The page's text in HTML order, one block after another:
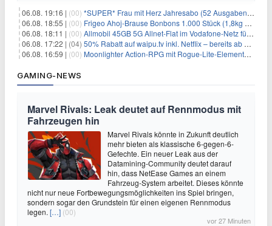
06.08. 19:16 | (00) *SUPER* Frau mit Herz Jahresabo (52 Ausgaben) für 161,40€ + bis zu 150€ Prämie
06.08. 18:55 | (00) Frigeo Ahoj-Brause Bonbons 1.000 Stück (1,8kg Eimer) für 6,29€
06.08. 18:11 | (00) Allmobil 45GB 5G Allnet-Flat im Vodafone-Netz für eff. 5,91€/Monat dank 50€ Wechselbonus + 0€ AG
06.08. 17:22 | (04) 50% Rabatt auf waipu.tv inkl. Netflix – bereits ab 9€/Monat (statt 17,99€)
06.08. 16:59 | (00) Moonlighter Action-RPG mit Rogue-Lite-Elementen kostenlos bei Steam
GAMING-NEWS
Marvel Rivals: Leak deutet auf Rennmodus mit
Fahrzeugen hin
Marvel Rivals könnte in Zukunft deutlich
mehr bieten als klassische 6-gegen-6-
Gefechte. Ein neuer Leak aus der
Datamining-Community deutet darauf
hin, dass NetEase Games an einem
Fahrzeug-System arbeitet. Dieses könnte
nicht nur neue Fortbewegungsmöglichkeiten ins Spiel bringen,
sondern sogar den Grundstein für einen eigenen Rennmodus
legen. […] (00)
vor 27 Minuten